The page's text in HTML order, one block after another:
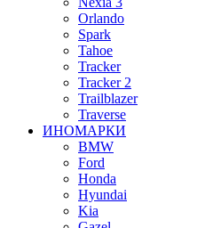
Orlando
Spark
Tahoe
Tracker
Tracker 2
Trailblazer
Traverse
ИНОМАРКИ
BMW
Ford
Honda
Hyundai
Kia